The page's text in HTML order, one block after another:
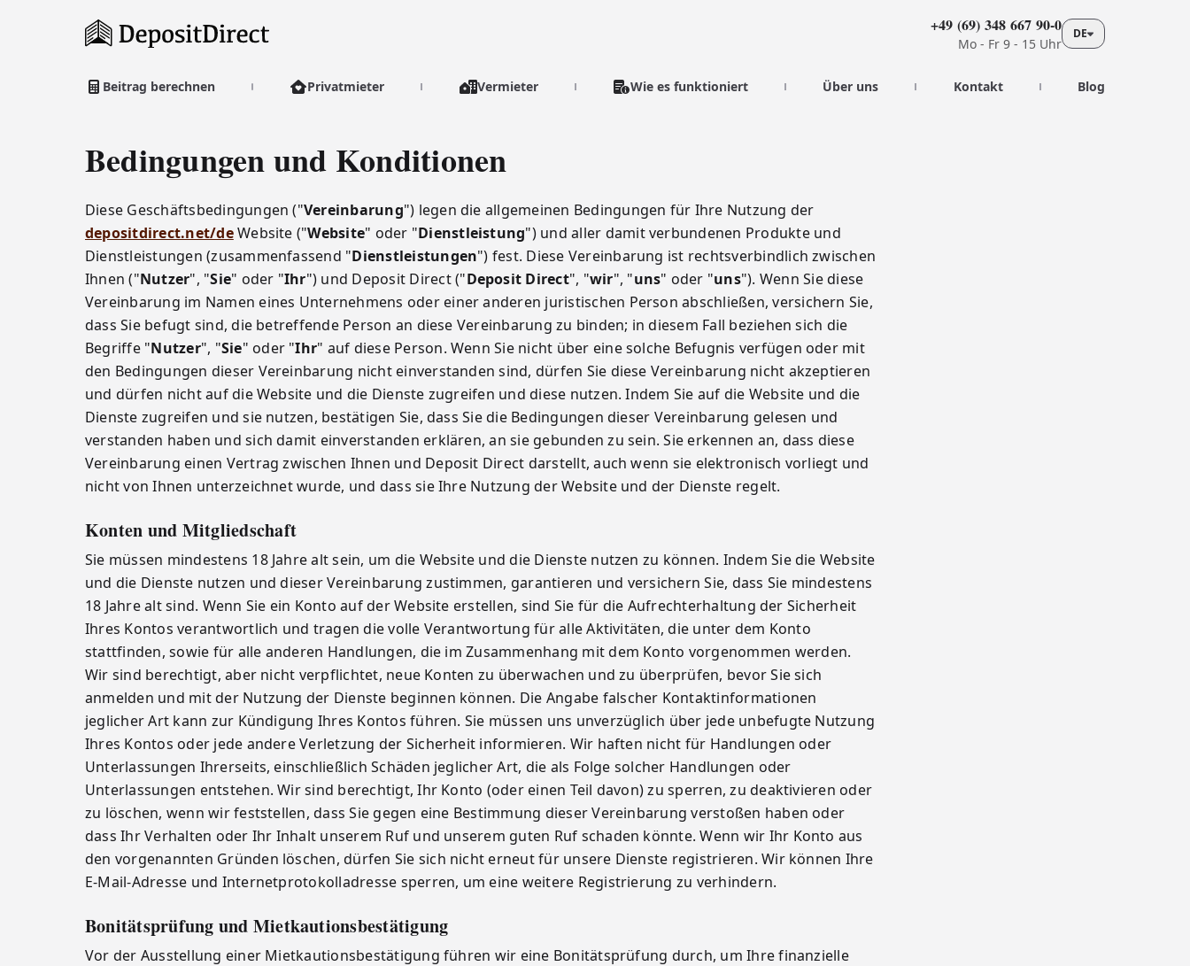
+49 (69) 348 667 90-0
Mo - Fr 9 - 15 Uhr
DE
Beitrag berechnen Privatmieter Vermieter Wie es funktioniert Über uns Kontakt Blog
Bedingungen und Konditionen
Diese Geschäftsbedingungen ("Vereinbarung") legen die allgemeinen Bedingungen für Ihre Nutzung der
depositdirect.net/deWebsite ("Website" oder "Dienstleistung") und aller damit verbundenen Produkte und
Dienstleistungen (zusammenfassend "Dienstleistungen") fest. Diese Vereinbarung ist rechtsverbindlich zwischen
Ihnen ("Nutzer", "Sie" oder "Ihr") und Deposit Direct ("Deposit Direct", "wir", "uns" oder "uns"). Wenn Sie diese
Vereinbarung im Namen eines Unternehmens oder einer anderen juristischen Person abschließen, versichern Sie,
dass Sie befugt sind, die betreffende Person an diese Vereinbarung zu binden; in diesem Fall beziehen sich die
Begriffe "Nutzer", "Sie" oder "Ihr" auf diese Person. Wenn Sie nicht über eine solche Befugnis verfügen oder mit
den Bedingungen dieser Vereinbarung nicht einverstanden sind, dürfen Sie diese Vereinbarung nicht akzeptieren
und dürfen nicht auf die Website und die Dienste zugreifen und diese nutzen. Indem Sie auf die Website und die
Dienste zugreifen und sie nutzen, bestätigen Sie, dass Sie die Bedingungen dieser Vereinbarung gelesen und
verstanden haben und sich damit einverstanden erklären, an sie gebunden zu sein. Sie erkennen an, dass diese
Vereinbarung einen Vertrag zwischen Ihnen und Deposit Direct darstellt, auch wenn sie elektronisch vorliegt und
nicht von Ihnen unterzeichnet wurde, und dass sie Ihre Nutzung der Website und der Dienste regelt.
Konten und Mitgliedschaft
Sie müssen mindestens 18 Jahre alt sein, um die Website und die Dienste nutzen zu können. Indem Sie die Website
und die Dienste nutzen und dieser Vereinbarung zustimmen, garantieren und versichern Sie, dass Sie mindestens
18 Jahre alt sind. Wenn Sie ein Konto auf der Website erstellen, sind Sie für die Aufrechterhaltung der Sicherheit
Ihres Kontos verantwortlich und tragen die volle Verantwortung für alle Aktivitäten, die unter dem Konto
stattfinden, sowie für alle anderen Handlungen, die im Zusammenhang mit dem Konto vorgenommen werden.
Wir sind berechtigt, aber nicht verpflichtet, neue Konten zu überwachen und zu überprüfen, bevor Sie sich
anmelden und mit der Nutzung der Dienste beginnen können. Die Angabe falscher Kontaktinformationen
jeglicher Art kann zur Kündigung Ihres Kontos führen. Sie müssen uns unverzüglich über jede unbefugte Nutzung
Ihres Kontos oder jede andere Verletzung der Sicherheit informieren. Wir haften nicht für Handlungen oder
Unterlassungen Ihrerseits, einschließlich Schäden jeglicher Art, die als Folge solcher Handlungen oder
Unterlassungen entstehen. Wir sind berechtigt, Ihr Konto (oder einen Teil davon) zu sperren, zu deaktivieren oder
zu löschen, wenn wir feststellen, dass Sie gegen eine Bestimmung dieser Vereinbarung verstoßen haben oder
dass Ihr Verhalten oder Ihr Inhalt unserem Ruf und unserem guten Ruf schaden könnte. Wenn wir Ihr Konto aus
den vorgenannten Gründen löschen, dürfen Sie sich nicht erneut für unsere Dienste registrieren. Wir können Ihre
E-Mail-Adresse und Internetprotokolladresse sperren, um eine weitere Registrierung zu verhindern.
Bonitätsprüfung und Mietkautionsbestätigung
Vor der Ausstellung einer Mietkautionsbestätigung führen wir eine Bonitätsprüfung durch, um Ihre finanzielle